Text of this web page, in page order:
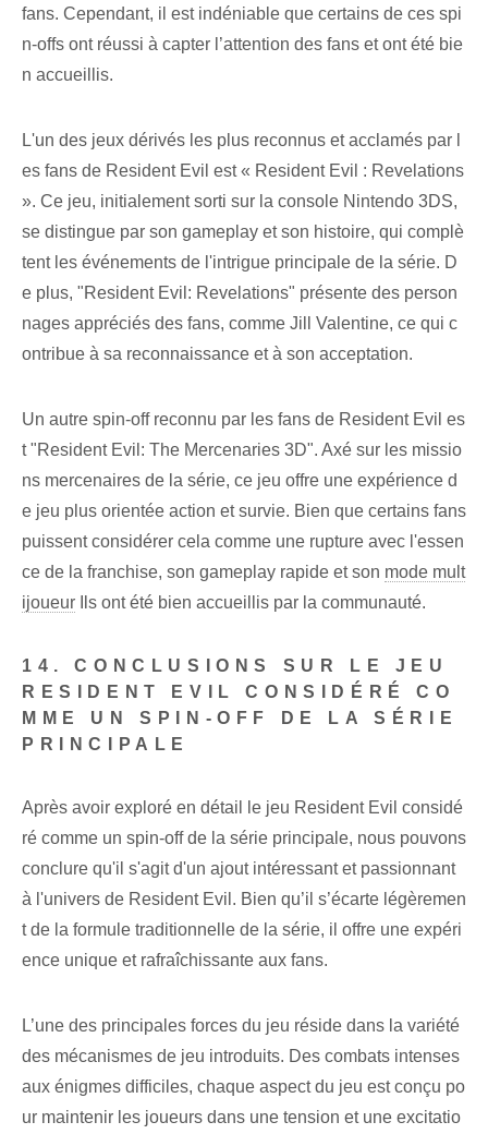
fans. Cependant, il est indéniable que certains de ces spi
n-offs ont réussi à capter l’attention des fans et ont été bie
n accueillis.
L'un des jeux dérivés les plus reconnus et acclamés par l
es fans de Resident Evil est « Resident Evil : Revelations
». Ce jeu, initialement sorti sur la console Nintendo 3DS,
se distingue par son gameplay et son histoire, qui complè
tent les événements de l'intrigue principale de la série. D
e plus, "Resident Evil: Revelations" présente des person
nages appréciés des fans, comme Jill Valentine, ce qui c
ontribue à sa reconnaissance et à son acceptation.
Un autre spin-off reconnu par les fans de Resident Evil es
t "Resident Evil: The Mercenaries 3D". Axé sur les missio
ns mercenaires de la série, ce jeu offre une expérience d
e jeu plus orientée action et survie. Bien que certains fans
puissent considérer cela comme une rupture avec l'essen
ce de la franchise, son gameplay rapide et son mode mult
ijoueur Ils ont été bien accueillis par la communauté.
14. CONCLUSIONS SUR LE JEU
RESIDENT EVIL CONSIDÉRÉ CO
MME UN SPIN-OFF DE LA SÉRIE
PRINCIPALE
Après avoir exploré en détail le jeu Resident Evil considé
ré comme un spin-off de la série principale, nous pouvons
conclure qu'il s'agit d'un ajout intéressant et passionnant
à l'univers de Resident Evil. Bien qu’il s’écarte légèremen
t de la formule traditionnelle de la série, il offre une expéri
ence unique et rafraîchissante aux fans.
L’une des principales forces du jeu réside dans la variété
des mécanismes de jeu introduits. Des combats intenses
aux énigmes difficiles, chaque aspect du jeu est conçu po
ur maintenir les joueurs dans une tension et une excitatio